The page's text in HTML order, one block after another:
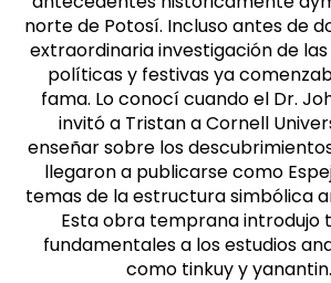
norte de Potosí. Incluso antes de
extraordinaria investigación de
políticas y festivas ya
fama. Lo conocí cuando el Dr.
invitó a Tristan a Cornell
enseñar sobre los
llegaron a publicarse como
temas de la estructura simbólica
Esta obra temprana introdujo
fundamentales a los estudios
como tinkuy y yanantin.